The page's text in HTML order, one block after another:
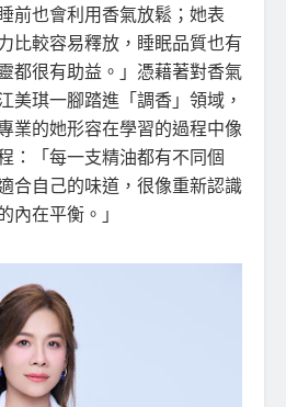
前也會利用香氣放鬆；她表
比較容易釋放，睡眠品質也有
都很有助益。」憑藉著對香氣
美琪一腳踏進「調香」領域，
業的她形容在學習的過程中像
：「每一支精油都有不同個
合自己的味道，很像重新認識
內在平衡。」